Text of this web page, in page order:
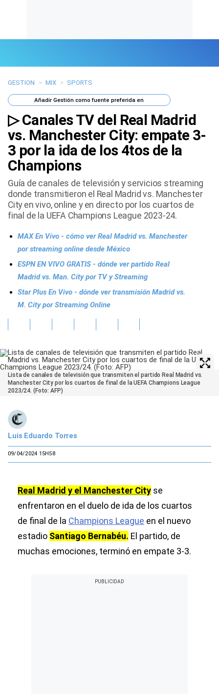
Últimas Noticias
Mi Bolsillo
Respuestas
Gente
Vida Laboral
Tendencias Mix
Sports
GESTION > MIX > SPORTS
AñadirGestión como fuente preferida en
▷ Canales TV del Real Madrid
vs. Manchester City: empate 3-
3 por la ida de los 4tos de la
Champions
Guía de canales de televisión y servicios streaming
donde transmitieron el Real Madrid vs. Manchester
City en vivo, online y en directo por los cuartos de
final de la UEFA Champions League 2023-24.
MAX En Vivo - cómo ver Real Madrid vs. Manchester
por streaming online desde México
ESPN EN VIVO GRATIS - dónde ver partido Real
Madrid vs. Man. City por TV y Streaming
Star Plus En Vivo - dónde ver transmisión Madrid vs.
M. City por Streaming Online
Lista de canales de televisión que transmiten el partido Real Madrid vs.
Manchester City por los cuartos de final de la UEFA Champions League
2023/24. (Foto: AFP)
Luis Eduardo Torres
09/04/2024 15H58
Real Madrid y el Manchester City se
enfrentaron en el duelo de ida de los cuartos
de final de la Champions League en el nuevo
estadio Santiago Bernabéu. El partido, de
muchas emociones, terminó en empate 3-3.